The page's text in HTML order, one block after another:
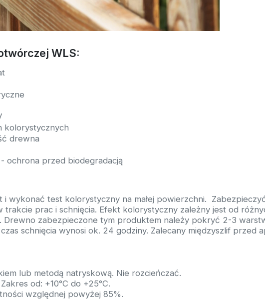
WLS:
kolorystycznych
drewna
ochrona przed biodegradacją
i wykonać test kolorystyczny na małej powierzchni.
trakcie prac i schnięcia. Efekt kolorystyczny zależny jest od
Drewno zabezpieczone tym produktem należy pokryć 2-3
schnięcia wynosi ok. 24 godziny. Zalecany międzyszlif przed
lub metodą natryskową. Nie rozcieńczać.
od: +10°C do +25°C.
względnej powyżej 85%.